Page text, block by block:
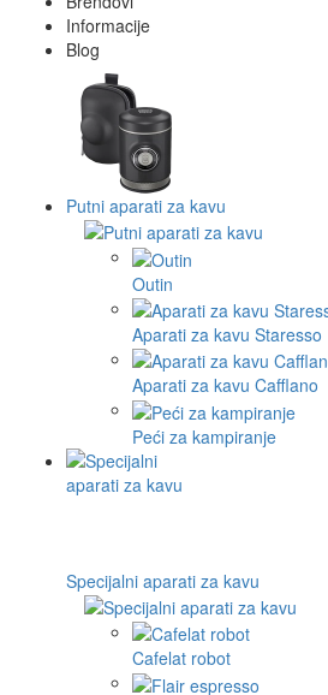
Informacije
Blog
Putni aparati za kavu
Outin
Aparati za kavu Staresso
Aparati za kavu Cafflano
Peći za kampiranje
Specijalni aparati za kavu
Cafelat robot